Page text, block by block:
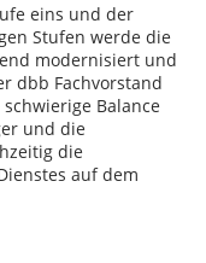
eins und der
Stufen werde die
modernisiert und
dbb Fachvorstand
Balance
und die
die
auf dem